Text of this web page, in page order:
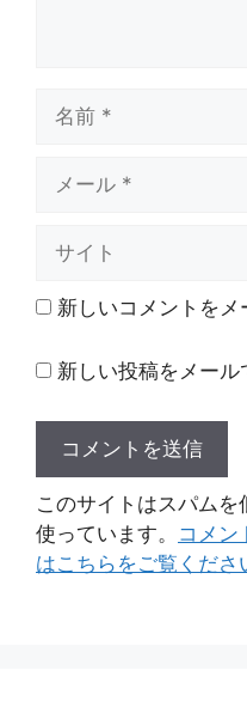
ト 新しいコメントをメ
新しい投稿をメール
このサイトはスパム
使っています。 コメン
はこちらをご覧くださ